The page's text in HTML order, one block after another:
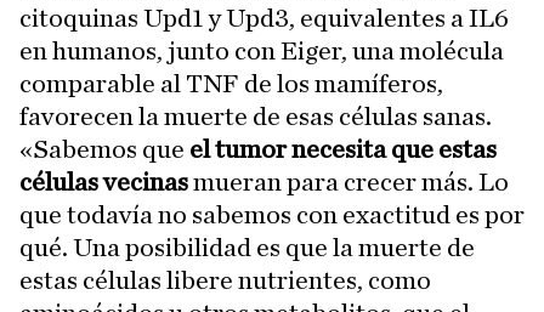
citoquinas Upd1 y Upd3, equivalentes a IL6
en humanos, junto con Eiger, una molécula
comparable al TNF de los mamíferos,
favorecen la muerte de esas células sanas.
«Sabemos que el tumor necesita que estas
células vecinasmueran para crecer más. Lo
que todavía no sabemos con exactitud es por
qué. Una posibilidad es que la muerte de
estas células libere nutrientes, como